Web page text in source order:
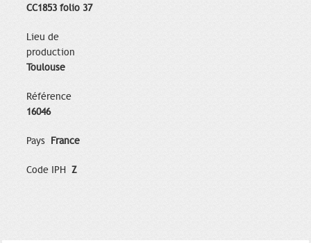
CC1853 folio 37
Lieu de
production
Toulouse
Référence
16046
Pays France
Code IPH Z